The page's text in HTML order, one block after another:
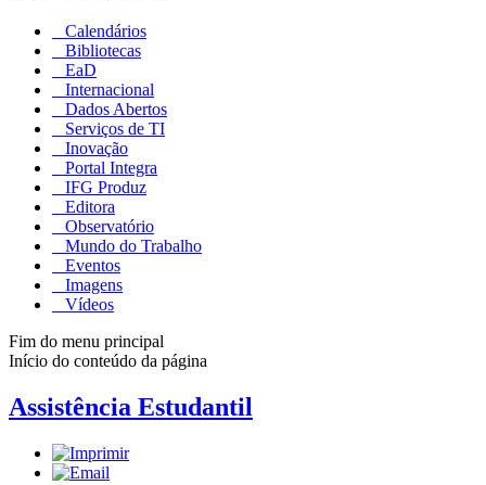
Calendários
Bibliotecas
EaD
Internacional
Dados Abertos
Serviços de TI
Inovação
Portal Integra
IFG Produz
Editora
Observatório
Mundo do Trabalho
Eventos
Imagens
Vídeos
Fim do menu principal
Início do conteúdo da página
Assistência Estudantil